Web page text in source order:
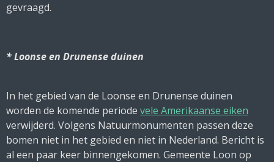
gevraagd.
* Loonse en Drunense duinen
In het gebied van de Loonse en Drunense duinen
worden de komende periode vele Amerikaanse eiken
verwijderd. Volgens Natuurmonumenten passen deze
bomen niet in het gebied en niet in Nederland. Bericht is
al een paar keer binnengekomen. Gemeente Loon op